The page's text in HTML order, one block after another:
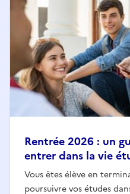
Rentrée 2026 : un
entrer dans la vie
Vous êtes élève en
poursuivre vos études